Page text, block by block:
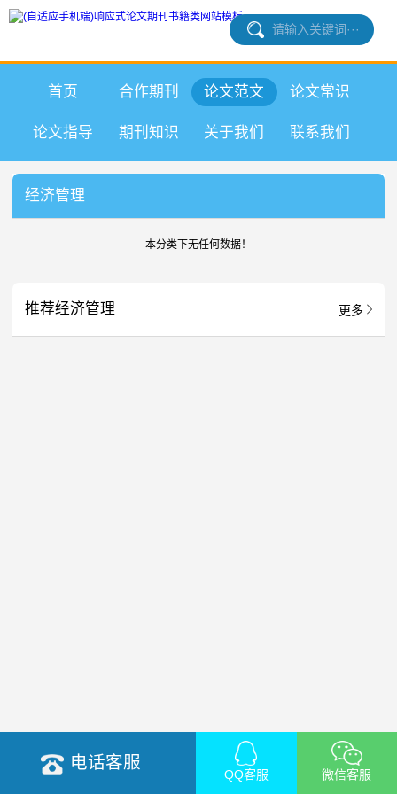
首页 合作期刊 论文范文 论文常识
论文指导 期刊知识 关于我们 联系我们
经济管理
本分类下无任何数据！
推荐经济管理 更多
电话客服
QQ客服 微信客服